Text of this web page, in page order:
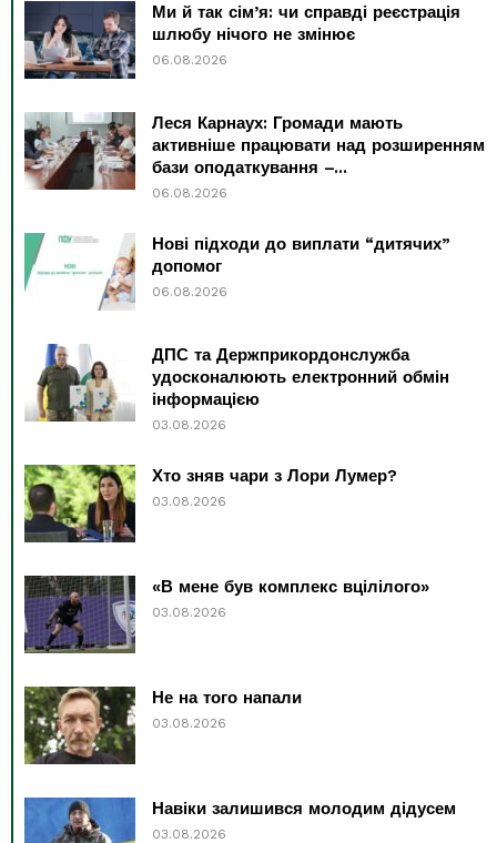
Ми й так сім’я: чи справді реєстрація
шлюбу нічого не змінює
06.08.2026
Леся Карнаух: Громади мають
активніше працювати над розширенням
бази оподаткування –...
06.08.2026
Нові підходи до виплати “дитячих”
допомог
06.08.2026
ДПС та Держприкордонслужба
удосконалюють електронний обмін
інформацією
03.08.2026
Хто зняв чари з Лори Лумер?
03.08.2026
«В мене був комплекс вцілілого»
03.08.2026
Не на того напали
03.08.2026
Навіки залишився молодим дідусем
03.08.2026